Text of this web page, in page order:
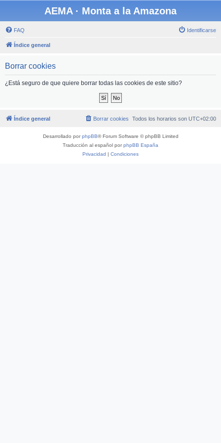
AEMA · Monta a la Amazona
FAQ Identificarse
Índice general
Borrar cookies
¿Está seguro de que quiere borrar todas las cookies de este sitio?
Índice general Todos los horarios son UTC+02:00
Borrar cookies
Desarrollado porphpBB® Forum Software © phpBB Limited
Traducción al español porphpBB España
Privacidad | Condiciones